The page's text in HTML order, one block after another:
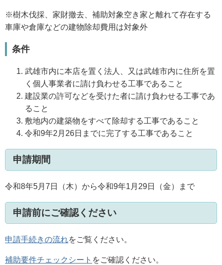
※樹木伐採、家財撤去、補助対象空き家と離れて存在する
車庫や倉庫などの建物除却費用は対象外
条件
武雄市内に本店を置く法人、又は武雄市内に住所を置
く個人事業者に請け負わせる工事であること
建設業の許可などを受けた者に請け負わせる工事であ
ること
敷地内の建築物をすべて除却する工事であること
令和9年2月26日までに完了する工事であること
申請期間
令和8年5月7日（木）から令和9年1月29日（金）まで
申請前にご確認ください
申請手続きの流れをご覧ください。
補助要件チェックシート をご確認ください。